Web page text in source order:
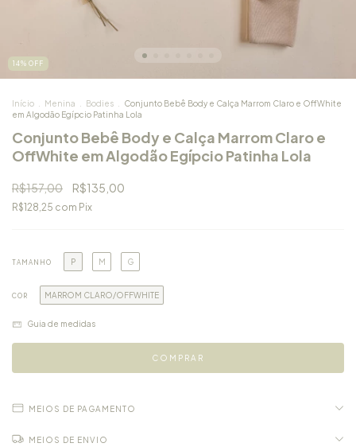
14% OFF
Início Menina Bodies
Conjunto Bebê Body e Calça Marrom Claro e OffWhite
em Algodão Egípcio Patinha Lola
Conjunto Bebê Body e Calça Marrom Claro e
OffWhite em Algodão Egípcio Patinha Lola
R$157,00 R$135,00
R$128,25 com Pix
TAMANHO P M G
COR MARROM CLARO/OFFWHITE
Guia de medidas
MEIOS DE PAGAMENTO
MEIOS DE ENVIO